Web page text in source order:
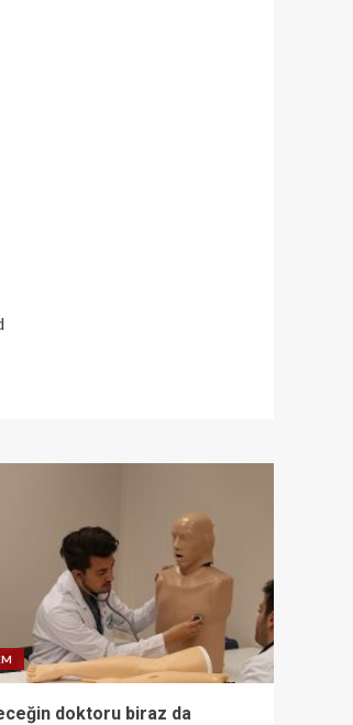
doktoru biraz da